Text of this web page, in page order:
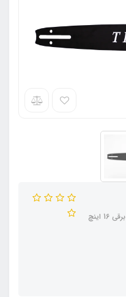
ساطور (تیغه) مخصوص اره شارژی و اره برقی 16 اینچ